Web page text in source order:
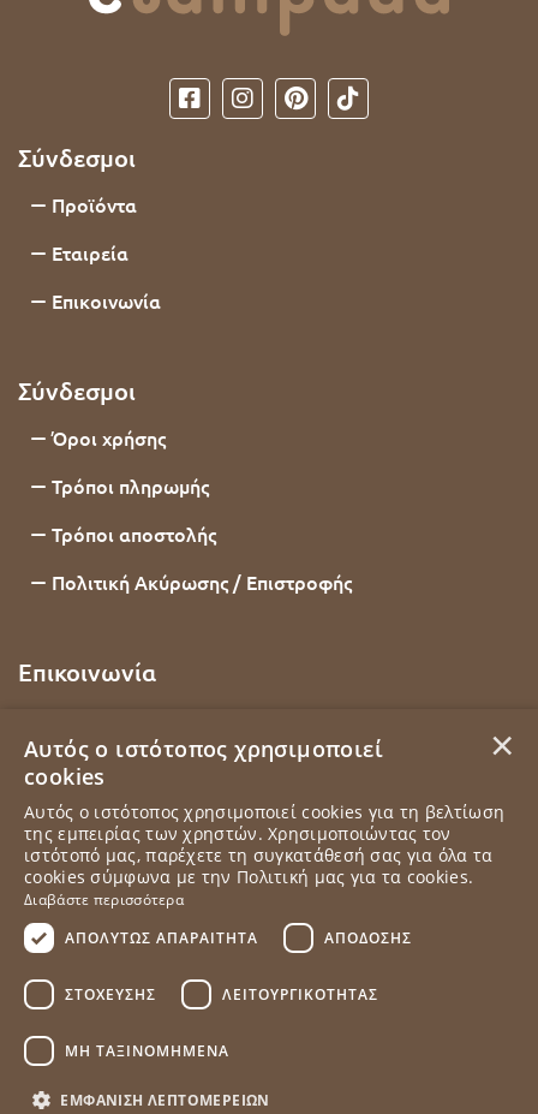
Σύνδεσμοι
Προϊόντα
Εταιρεία
Επικοινωνία
Σύνδεσμοι
Όροι χρήσης
Τρόποι πληρωμής
Τρόποι αποστολής
Πολιτική Ακύρωσης / Επιστροφής
Επικοινωνία
Εθνάρχου Μακαρίου 92, Δάφνη, 17234, Αττική
info@elampada.gr
Δευτέρα - Παρασκευή 10:00 - 18:00
×
Αυτός ο ιστότοπος χρησιμοποιεί
cookies
Αυτός ο ιστότοπος χρησιμοποιεί cookies για τη βελτίωση
της εμπειρίας των χρηστών. Χρησιμοποιώντας τον
ιστότοπό μας, παρέχετε τη συγκατάθεσή σας για όλα τα
cookies σύμφωνα με την Πολιτική μας για τα cookies.
Διαβάστε περισσότερα
ΑΠΟΛΎΤΩΣ ΑΠΑΡΑΊΤΗΤΑ
ΑΠΌΔΟΣΗΣ
ΣΤΌΧΕΥΣΗΣ ΛΕΙΤΟΥΡΓΙΚΌΤΗΤΑΣ
ΜΗ ΤΑΞΙΝΟΜΗΜΈΝΑ
ΕΜΦΆΝΙΣΗ ΛΕΠΤΟΜΕΡΕΙΏΝ